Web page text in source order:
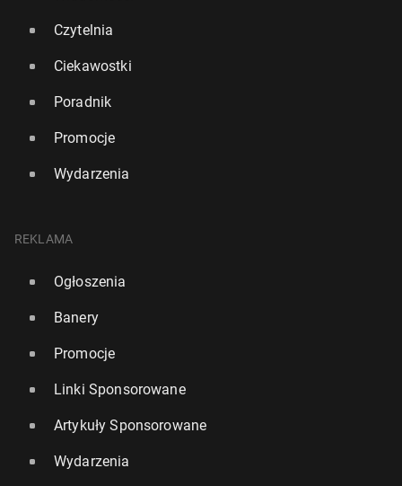
Czytelnia
Ciekawostki
Poradnik
Promocje
Wydarzenia
REKLAMA
Ogłoszenia
Banery
Promocje
Linki Sponsorowane
Artykuły Sponsorowane
Wydarzenia